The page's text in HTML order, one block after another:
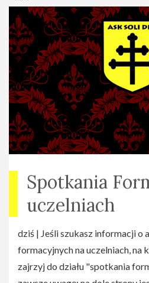
wspierać w moim życiu:
zawodowym, społecznym,
[br]politycznym"[br]-
[br]Przewidywane zakończenie
Spotkania
uczelniach
dziś | Jeśli szukasz informacji o
formacyjnych na uczelniach, na
zajrzyj do działu "spotkania